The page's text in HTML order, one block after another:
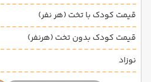
قیمت کودک با تخت (هر نفر)
قیمت کودک بدون تخت (هرنفر)
نوزاد